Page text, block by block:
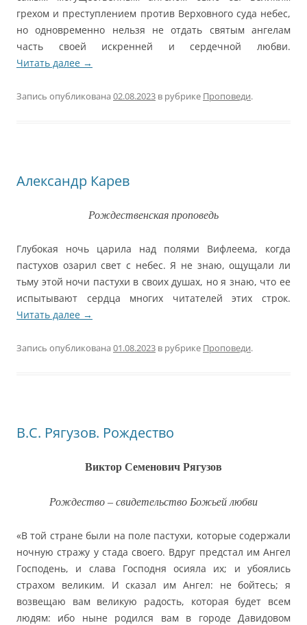
грехом и преступлением против Верховного суда небес,
но одновременно нельзя не отдать святым ангелам
часть своей искренней и сердечной любви.
Читать далее →
Запись опубликована 02.08.2023 в рубрике Проповеди.
Александр Карев
Рождественская проповедь
Глубокая ночь царила над полями Вифлеема, когда
пастухов озарил свет с небес. Я не знаю, ощущали ли
тьму этой ночи пастухи в своих душах, но я знаю, что ее
испытывают сердца многих читателей этих строк.
Читать далее →
Запись опубликована 01.08.2023 в рубрике Проповеди.
В.С. Рягузов. Рождество
Виктор Семенович Рягузов
Рождество – свидетельство Божьей любви
«В той стране были на поле пастухи, которые содержали
ночную стражу у стада своего. Вдруг предстал им Ангел
Господень, и слава Господня осияла их; и убоялись
страхом великим. И сказал им Ангел: не бойтесь; я
возвещаю вам великую радость, которая будет всем
людям: ибо ныне родился вам в городе Давидовом